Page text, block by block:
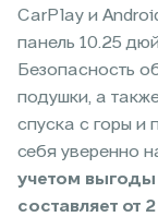
CarPlay и
панель 10.25
Безопасность
подушки, а
спуска с горы и
себя уверенно
учетом
составляет от